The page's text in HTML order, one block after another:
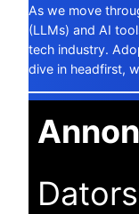
As we move
(LLMs) and AI
tech industry.
dive in headfirst,